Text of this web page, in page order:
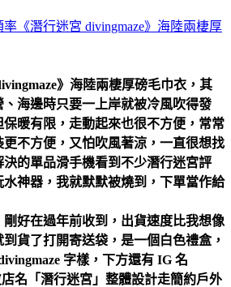
率《潛行迷宮 divingmaze》海陸兩棲厚
》海陸兩棲厚磅毛巾衣，其
、海邊時只要一上岸就被冷風吹得發
暖有限，走動起來也很不方便，常常
更不方便，又怕吹風著涼，一直很想找
決的單品滑手機看到不少潛行迷宮評
神器，我就默默被燒到，下單當作給
好在過年前收到，出貨速度比我想像
到貨了打開寄送袋，是一個白色禮盒，
字樣，下方還有 IG 名
名「潛行迷宮」 整體設計走簡約戶外